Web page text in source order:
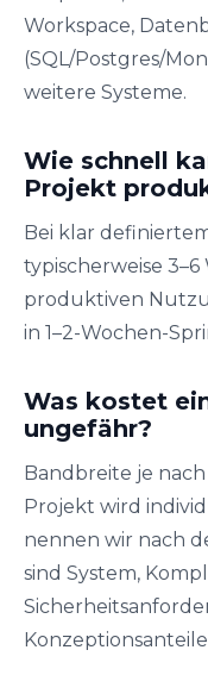
Workspace,
(SQL/Postgres/
weitere Systeme.
Wie schnell
Projekt
Bei klar
typischerweise
produktiven
in 1–2-Wochen-
Was kostet
ungefähr?
Bandbreite je
Projekt wird
nennen wir nach
sind System,